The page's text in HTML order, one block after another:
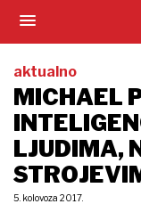
aktualno
MICHAEL
LJUDIMA,
5. kolovoza 2017.